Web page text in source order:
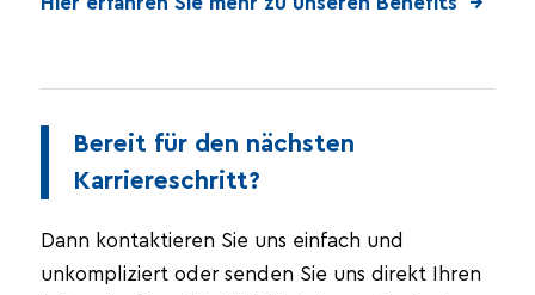
Bereit für den nächsten
Karriereschritt?
Dann kontaktieren Sie uns einfach und
unkompliziert oder senden Sie uns direkt Ihren